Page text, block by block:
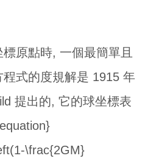
原點時, 一個最簡單且
式的度規解是 1915 年
提出的, 它的球坐標表
\frac{2GM}